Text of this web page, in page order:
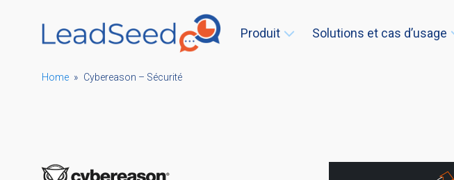
Produit Solutions et cas d’usage
Home » Cybereason – Sécurité